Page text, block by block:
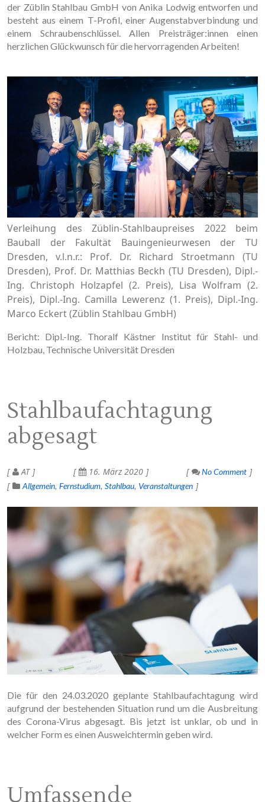
der Züblin Stahlbau GmbH von Anika Lodwig entworfen und
besteht aus einem T-Profil, einer Augenstabverbindung und
einem Schraubenschlüssel. Allen Preisträger:innen einen
herzlichen Glückwunsch für die hervorragenden Arbeiten!
Verleihung des Züblin-Stahlbaupreises 2022 beim
Bauball der Fakultät Bauingenieurwesen der TU
Dresden, v.l.n.r.: Prof. Dr. Richard Stroetmann (TU
Dresden), Prof. Dr. Matthias Beckh (TU Dresden), Dipl.-
Ing. Christoph Holzapfel (2. Preis), Lisa Wolfram (2.
Preis), Dipl.-Ing. Camilla Lewerenz (1. Preis), Dipl.-Ing.
Marco Eckert (Züblin Stahlbau GmbH)
Bericht: Dipl.-Ing. Thoralf Kästner Institut für Stahl- und
Holzbau, Technische Universität Dresden
Stahlbaufachtagung
abgesagt
AT 16. März 2020
No Comment
Allgemein Fernstudium Stahlbau Veranstaltungen
Die für den 24.03.2020 geplante Stahlbaufachtagung wird
aufgrund der bestehenden Situation rund um die Ausbreitung
des Corona-Virus abgesagt. Bis jetzt ist unklar, ob und in
welcher Form es einen Ausweichtermin geben wird.
Umfassende